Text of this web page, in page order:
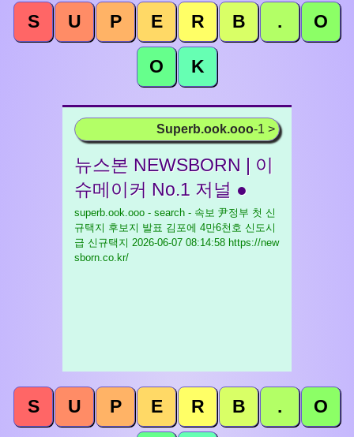
S U P E R B . O
O K
Superb.ook.ooo-1 >
뉴스본 NEWSBORN | 이
슈메이커 No.1 저널 ●
superb.ook.ooo - search - 속보 尹정부 첫 신
규택지 후보지 발표 김포에 4만6천호 신도시
급 신규택지 2026-06-07 08:14:58 https://new
sborn.co.kr/
S U P E R B . O